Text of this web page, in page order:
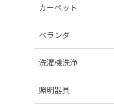
カーペット
ベランダ
洗濯機洗浄
照明器具